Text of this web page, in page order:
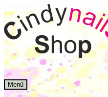
Navigation
springen
Inhalt
springen
Menü